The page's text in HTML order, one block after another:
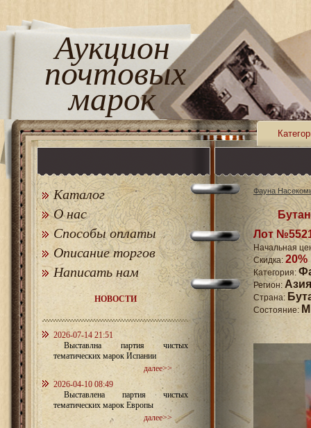
Аукцион
почтовых
марок
Каталог
О нас
Способы оплаты
Описание торгов
Написать нам
НОВОСТИ
2026-07-14 21:51
Выставлна партия чистых
тематических марок Испании
далее>>
2026-04-10 08:49
Выставлена партия чистых
тематических марок Европы
далее>>
Фауна
Лот
Начальная
Скидка: 20%
Категория:
Регион: Азия
Страна:
Состояние: